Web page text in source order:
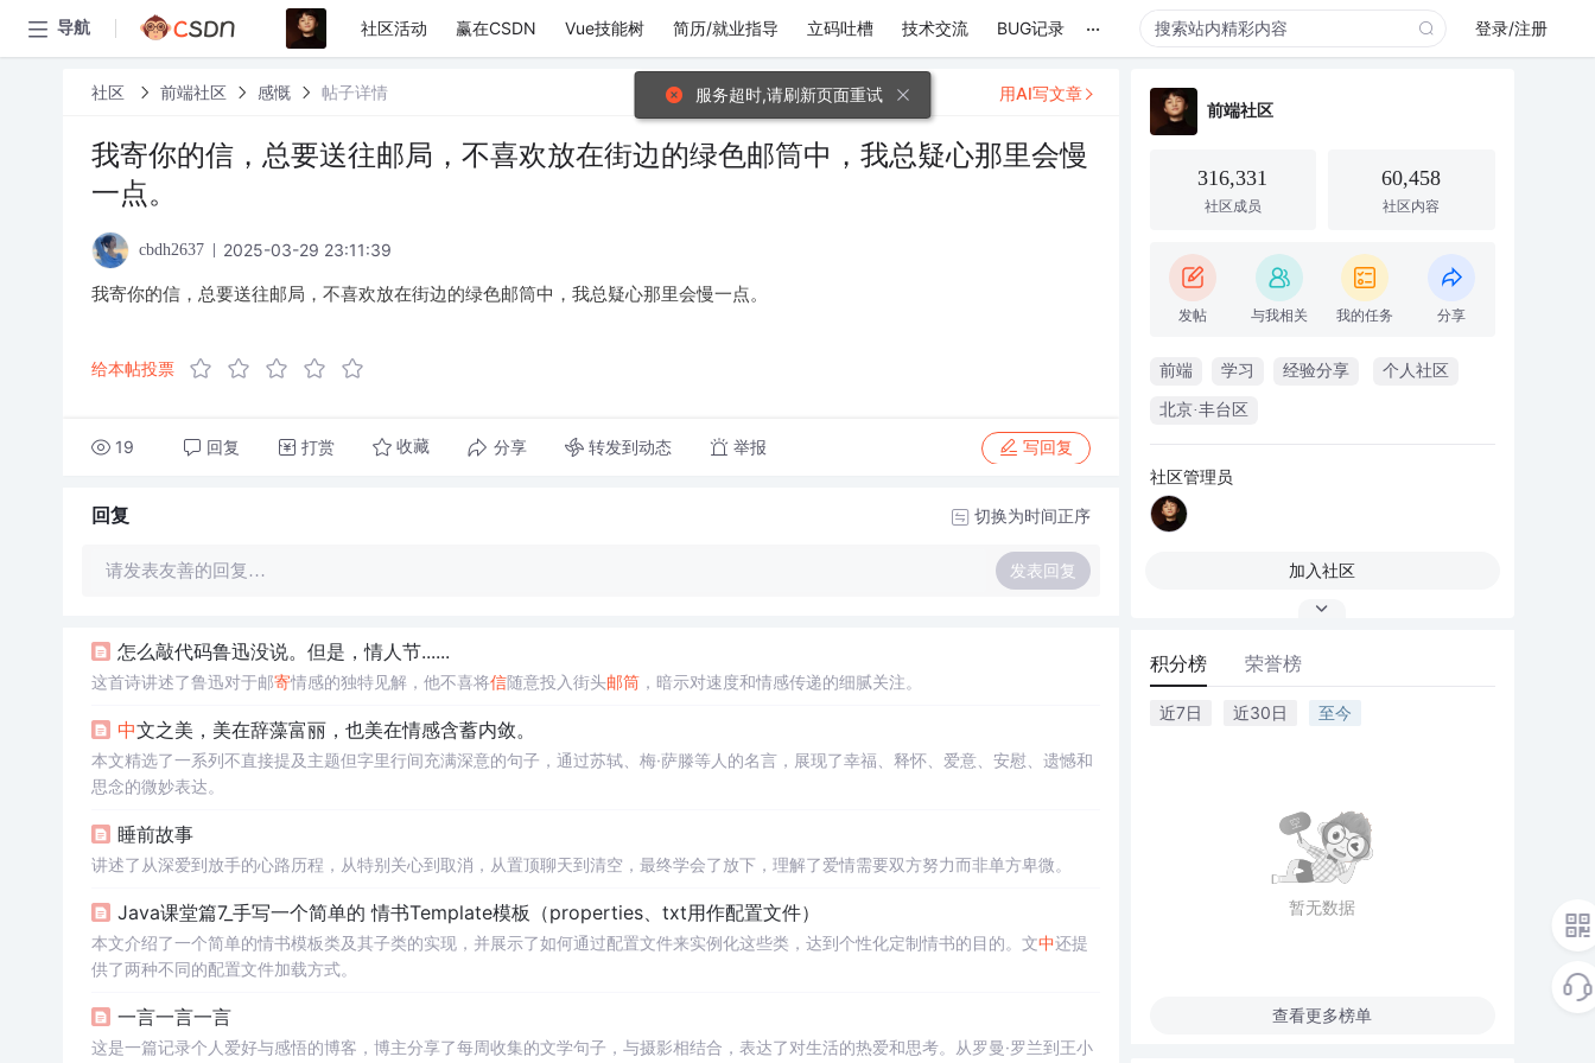
导航 社区活动 赢在CSDN Vue技能树 简历/就业指导 立码吐槽 技术交流 BUG记录 ... 登录/注册
社区 前端社区 感慨 帖子详情
我寄你的信，总要送往邮局，不喜欢放在街边的绿色邮筒中，我总疑心那里会慢
一点。
cbdh2637 2025-03-29 23:11:39
我寄你的信，总要送往邮局，不喜欢放在街边的绿色邮筒中，我总疑心那里会慢一点。
给本帖投票
19 回复 打赏 收藏 分享 转发到动态 举报 写回复
用AI写文章
回复 切换为时间正序
请发表友善的回复… 发表回复
怎么敲代码鲁迅没说。但是，情人节......
这首诗讲述了鲁迅对于邮寄情感的独特见解，他不喜将信随意投入街头邮筒，暗示对速度和情感传递的细腻关注。
中文之美，美在辞藻富丽，也美在情感含蓄内敛。
本文精选了一系列不直接提及主题但字里行间充满深意的句子，通过苏轼、梅·萨滕等人的名言，展现了幸福、释怀、爱意、安慰、遗憾和
思念的微妙表达。
睡前故事
讲述了从深爱到放手的心路历程，从特别关心到取消，从置顶聊天到清空，最终学会了放下，理解了爱情需要双方努力而非单方卑微。
Java课堂篇7_手写一个简单的 情书Template模板（properties、txt用作配置文件）
本文介绍了一个简单的情书模板类及其子类的实现，并展示了如何通过配置文件来实例化这些类，达到个性化定制情书的目的。文中还提
供了两种不同的配置文件加载方式。
一言一言一言
这是一篇记录个人爱好与感悟的博客，博主分享了每周收集的文学句子，与摄影相结合，表达了对生活的热爱和思考。从罗曼·罗兰到王小
前端社区
316,331
社区成员
60,458
社区内容
发帖 与我相关 我的任务 分享
前端 学习 经验分享 个人社区
北京·丰台区
社区管理员
加入社区
积分榜 荣誉榜
近7日 近30日 至今
暂无数据
查看更多榜单
服务超时,请刷新页面重试